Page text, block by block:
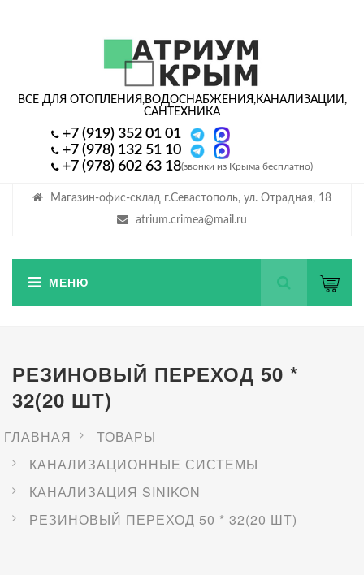
Магазин-офис-склад г.Севастополь, ул. Отрадная, 18
atrium.crimea@mail.ru
ВСЕ ДЛЯ ОТОПЛЕНИЯ,ВОДОСНАБЖЕНИЯ,КАНАЛИЗАЦИИ,
САНТЕХНИКА
+7 (919) 352 01 01
+7 (978) 132 51 10
+7 (978) 602 63 18(звонки из Крыма бесплатно)
РЕЗИНОВЫЙ ПЕРЕХОД 50 *
32(20 ШТ)
ГЛАВНАЯ
ТОВАРЫ
КАНАЛИЗАЦИОННЫЕ СИСТЕМЫ
КАНАЛИЗАЦИЯ SINIKON
РЕЗИНОВЫЙ ПЕРЕХОД 50 * 32(20 ШТ)